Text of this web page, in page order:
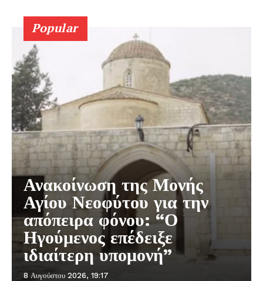
Popular
Ανακοίνωση της Μονής
Αγίου Νεοφύτου για την
απόπειρα φόνου: “Ο
Ηγούμενος επέδειξε
ιδιαίτερη υπομονή”
8 Αυγούστου 2026, 19:17